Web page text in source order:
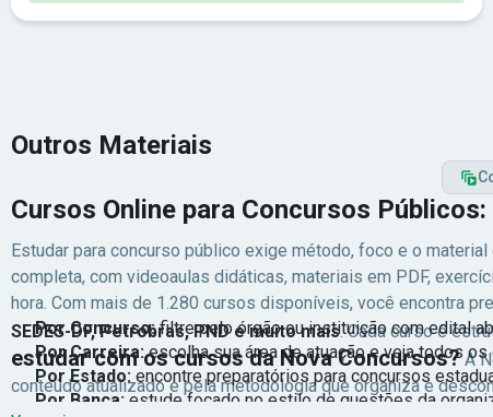
Outros Materiais
Cursos Online para Concursos
Estudar para concurso público exige método, foco e o material
completa, com videoaulas didáticas, materiais em PDF,
hora. Com mais de 1.280 cursos disponíveis, você encontra
SEDES-DF, Petrobras, PND e muito mais. Cada curso é
estudar com os cursos da Nova Concursos? A
conteúdo atualizado e pela metodologia que organiza e
progresso em tempo real. Os professores são especialistas
Por Concurso:filtre pelo órgão ou instituição com edital
Por Carreira:escolha sua área de atuação e veja todos
Por Estado: encontre preparatórios para concursos
Por Banca: estude focado no estilo de questões da